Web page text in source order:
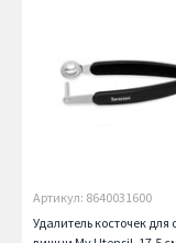
Артикул: 8640031600
Удалитель косточек для